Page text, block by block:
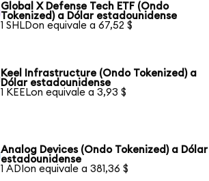
Global X Defense Tech ETF (Ondo
Tokenized) a Dólar estadounidense
1 SHLDon equivale a 67,52 $
Keel Infrastructure (Ondo Tokenized) a
Dólar estadounidense
1 KEELon equivale a 3,93 $
Analog Devices (Ondo Tokenized) a Dólar
estadounidense
1 ADIon equivale a 381,36 $